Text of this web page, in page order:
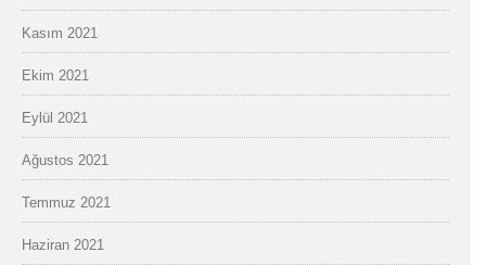
Kasım 2021
Ekim 2021
Eylül 2021
Ağustos 2021
Temmuz 2021
Haziran 2021